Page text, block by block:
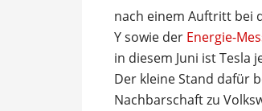
nach einem Auftritt bei
Y sowie der Energie-
in diesem Juni ist Tesla
Der kleine Stand dafür
Nachbarschaft zu